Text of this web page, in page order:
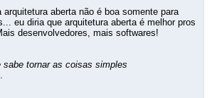
arquitetura aberta não é boa somente para
eu diria que arquitetura aberta é melhor pros
desenvolvedores, mais softwares!
sabe tornar as coisas simples